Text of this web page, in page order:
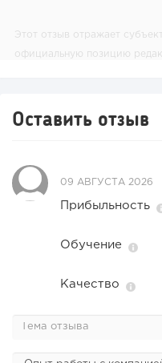
Этот отзыв отражает
официальную позицию
Оставить отзыв
09 АВГУСТА 2026
Прибыльность
Обучение
Качество